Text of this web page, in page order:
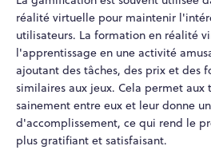
réalité virtuelle pour maintenir
utilisateurs. La formation en réalité
l'apprentissage en une activité
ajoutant des tâches, des prix et des
similaires aux jeux. Cela permet
sainement entre eux et leur donne
d'accomplissement, ce qui rend le
plus gratifiant et satisfaisant.